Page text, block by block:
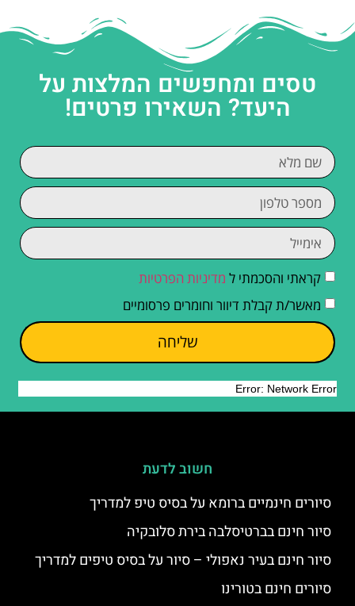
טסים ומחפשים המלצות על
היעד? השאירו פרטים!
קראתי והסכמתי ל מדיניות הפרטיות
מאשר/ת קבלת דיוור וחומרים פרסומיים
שליחה
חשוב לדעת
סיורים חינמיים ברומא על בסיס טיפ למדריך
סיור חינם בברטיסלבה בירת סלובקיה
סיור חינם בעיר נאפולי – סיור על בסיס טיפים למדריך
סיורים חינם בטורינו